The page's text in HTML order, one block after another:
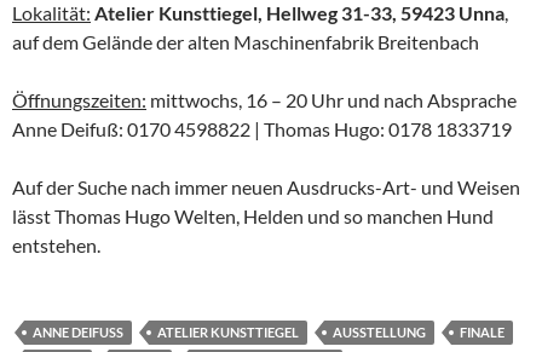
Lokalität: Atelier Kunsttiegel, Hellweg 31-33, 59423 Unna,
auf dem Gelände der alten Maschinenfabrik Breitenbach
Öffnungszeiten: mittwochs, 16 – 20 Uhr und nach Absprache
Anne Deifuß: 0170 4598822 | Thomas Hugo: 0178 1833719
Auf der Suche nach immer neuen Ausdrucks-Art- und Weisen
lässt Thomas Hugo Welten, Helden und so manchen Hund
entstehen.
ANNE DEIFUSS ATELIER KUNSTTIEGEL AUSSTELLUNG
FINALE